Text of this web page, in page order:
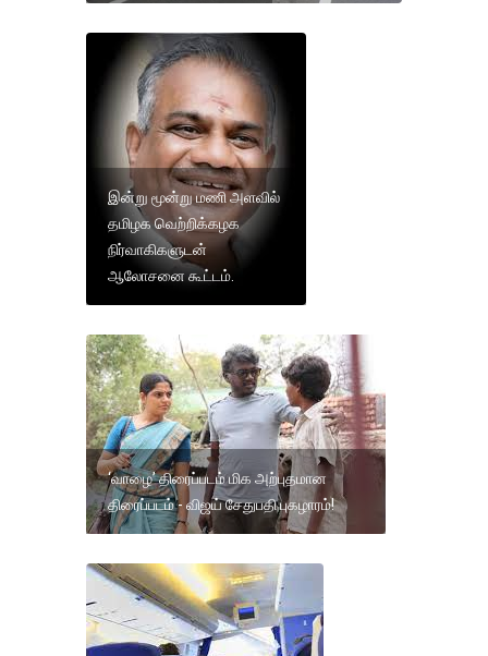
இன்று மூன்று மணி அளவில்
தமிழக வெற்றிக்கழக
நிர்வாகிகளுடன்
ஆலோசனை கூட்டம்.
‘வாழை’ திரைப்படம் மிக அற்புதமான
திரைப்படம் - விஜய் சேதுபதி புகழாரம்!